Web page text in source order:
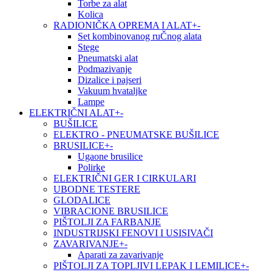
Torbe za alat
Kolica
RADIONIČKA OPREMA I ALAT+-
Set kombinovanog ruČnog alata
Stege
Pneumatski alat
Podmazivanje
Dizalice i pajseri
Vakuum hvataljke
Lampe
ELEKTRIČNI ALAT+-
BUŠILICE
ELEKTRO - PNEUMATSKE BUŠILICE
BRUSILICE+-
Ugaone brusilice
Polirke
ELEKTRIČNI GER I CIRKULARI
UBODNE TESTERE
GLODALICE
VIBRACIONE BRUSILICE
PIŠTOLJI ZA FARBANJE
INDUSTRIJSKI FENOVI I USISIVAČI
ZAVARIVANJE+-
Aparati za zavarivanje
PIŠTOLJI ZA TOPLJIVI LEPAK I LEMILICE+-